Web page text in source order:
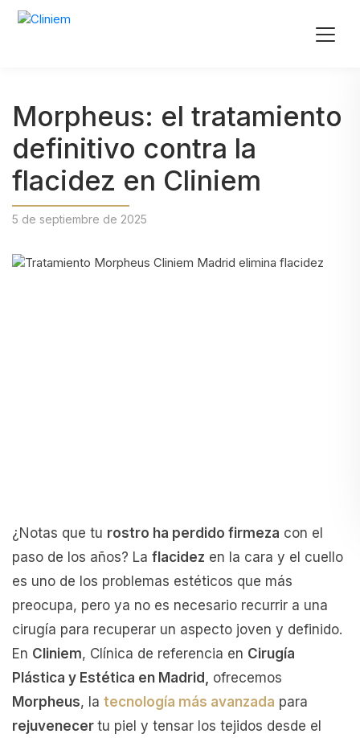
Morpheus: el tratamiento
definitivo contra la
flacidez en Cliniem
5 de septiembre de 2025
¿Notas que tu rostro ha perdido firmeza con el
paso de los años? La flacidez en la cara y el cuello
es uno de los problemas estéticos que más
preocupa, pero ya no es necesario recurrir a una
cirugía para recuperar un aspecto joven y definido.
En Cliniem, Clínica de referencia en Cirugía
Plástica y Estética en Madrid, ofrecemos
Morpheus, la tecnología más avanzada para
rejuvenecer tu piel y tensar los tejidos desde el